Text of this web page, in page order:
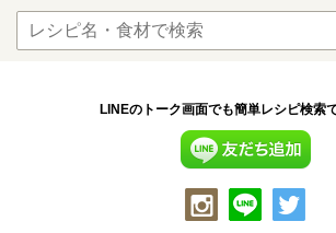
LINEのトーク画面でも簡単レシピ検索